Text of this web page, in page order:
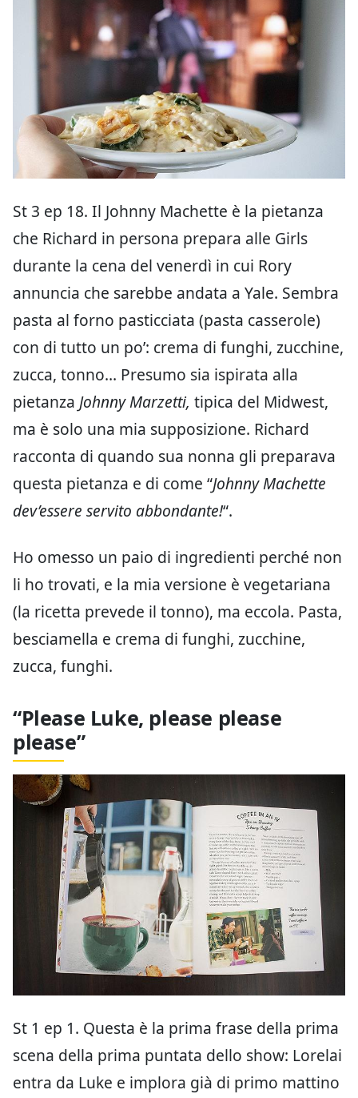
St 3 ep 18. Il Johnny Machette è la pietanza
che Richard in persona prepara alle Girls
durante la cena del venerdì in cui Rory
annuncia che sarebbe andata a Yale. Sembra
pasta al forno pasticciata (pasta casserole)
con di tutto un po’: crema di funghi, zucchine,
zucca, tonno… Presumo sia ispirata alla
pietanza Johnny Marzetti, tipica del Midwest,
ma è solo una mia supposizione. Richard
racconta di quando sua nonna gli preparava
questa pietanza e di come “Johnny Machette
dev’essere servito abbondante!“.
Ho omesso un paio di ingredienti perché non
li ho trovati, e la mia versione è vegetariana
(la ricetta prevede il tonno), ma eccola. Pasta,
besciamella e crema di funghi, zucchine,
zucca, funghi.
“Please Luke, please please
please”
St 1 ep 1. Questa è la prima frase della prima
scena della prima puntata dello show: Lorelai
entra da Luke e implora già di primo mattino